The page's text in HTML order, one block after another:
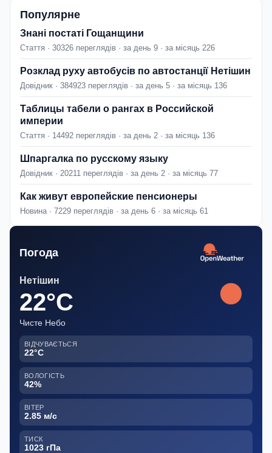
Популярне
Знані постаті Гощанщини
Стаття · 30326 переглядів · за день 9 · за місяць 226
Розклад руху автобусів по автостанції Нетішин
Довідник · 384923 переглядів · за день 5 · за місяць 136
Таблицы табели о рангах в Российской
империи
Стаття · 14492 переглядів · за день 2 · за місяць 136
Шпаргалка по русскому языку
Довідник · 20211 переглядів · за день 2 · за місяць 77
Как живут европейские пенсионеры
Новина · 7229 переглядів · за день 6 · за місяць 61
Погода
Нетішин
22°C
Чисте Небо
ВІДЧУВАЄТЬСЯ
22°C
ВОЛОГІСТЬ
42%
ВІТЕР
2.85 м/с
ТИСК
1023 гПа